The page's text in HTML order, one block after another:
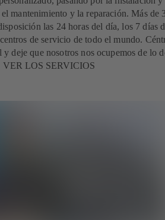
el mantenimiento y la reparación. Más de
las 24 horas del día, los 7 días
de servicio de todo el mundo.
deje que nosotros nos ocupemos de lo
VER LOS SERVICIOS